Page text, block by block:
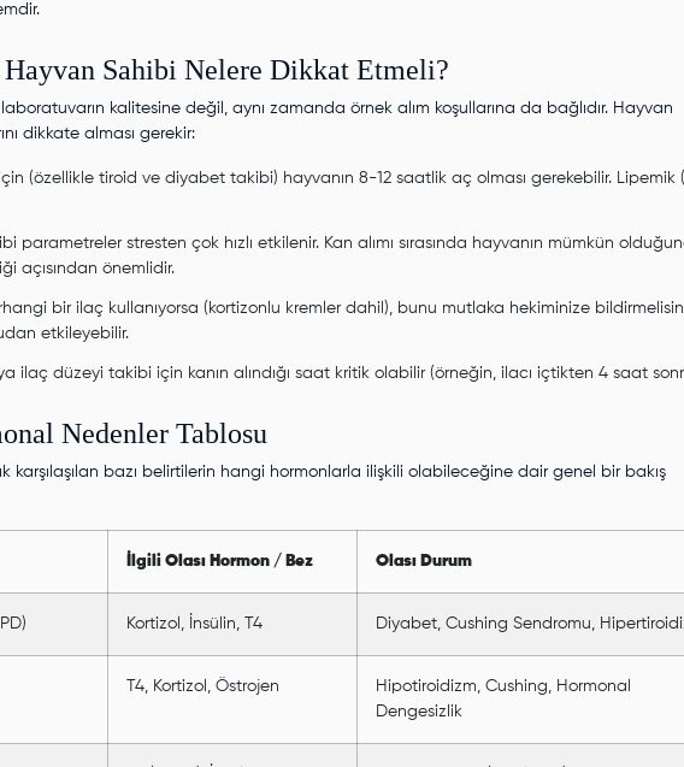
Sahibi Nelere Dikkat Etmeli?
kalitesine değil, aynı zamanda örnek alım koşullarına da bağlıdır. Hayvan
dikkate alması gerekir:
(özellikle tiroid ve diyabet takibi) hayvanın 8-12 saatlik aç olması gerekebilir. Lipemik
parametreler stresten çok hızlı etkilenir. Kan alımı sırasında hayvanın mümkün
açısından önemlidir.
bir ilaç kullanıyorsa (kortizonlu kremler dahil), bunu mutlaka hekiminize
etkileyebilir.
ilaç düzeyi takibi için kanın alındığı saat kritik olabilir (örneğin, ilacı içtikten 4 saat
Nedenler Tablosu
karşılaşılan bazı belirtilerin hangi hormonlarla ilişkili olabileceğine dair genel bir bakış
İlgili Olası Hormon / Bez Olası Durum
Kortizol, İnsülin, T4 Diyabet, Cushing Sendromu,
T4, Kortizol, Östrojen
Hipotiroidizm, Cushing, Hormonal
Dengesizlik